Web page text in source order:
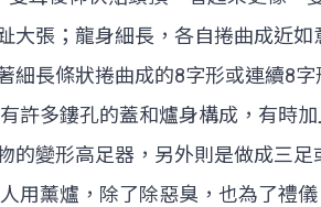
張；龍身細長，各自捲曲成近
長條狀捲曲成的8字形或連續8
許多鏤孔的蓋和爐身構成，有時
變形高足器，另外則是做成三
用薰爐，除了除惡臭，也為了禮